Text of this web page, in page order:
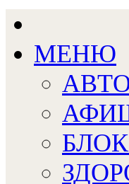
МЕНЮ